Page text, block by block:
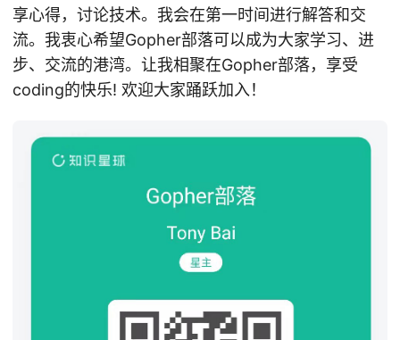
享心得，讨论技术。我会在第一时间进行解答和交
流。我衷心希望Gopher部落可以成为大家学习、进
步、交流的港湾。让我相聚在Gopher部落，享受
coding的快乐! 欢迎大家踊跃加入！